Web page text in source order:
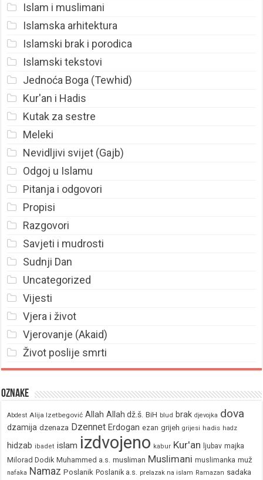
Islam i muslimani
Islamska arhitektura
Islamski brak i porodica
Islamski tekstovi
Jednoća Boga (Tewhid)
Kur'an i Hadis
Kutak za sestre
Meleki
Nevidljivi svijet (Gajb)
Odgoj u Islamu
Pitanja i odgovori
Propisi
Razgovori
Savjeti i mudrosti
Sudnji Dan
Uncategorized
Vijesti
Vjera i život
Vjerovanje (Akaid)
Život poslije smrti
Oznake
Abdest Alija Izetbegović Allah Allah dž.š. BiH blud brak djevojka dova
dzamija dzenaza Dzennet Erdogan ezan grijeh grijesi hadis hadz
hidzab ibadet islam izdvojeno kabur Kur'an ljubav majka
Milorad Dodik Muhammed a.s. musliman Muslimani muslimanka muž
nafaka Namaz Poslanik Poslanik a.s. prelazak na islam Ramazan sadaka